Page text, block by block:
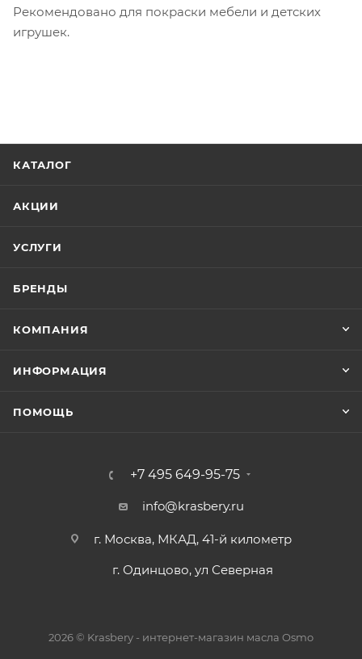
Рекомендовано для покраски мебели и детских
игрушек.
КАТАЛОГ
АКЦИИ
УСЛУГИ
БРЕНДЫ
КОМПАНИЯ
ИНФОРМАЦИЯ
ПОМОЩЬ
+7 495 649-95-75
info@krasbery.ru
г. Москва, МКАД, 41-й километр
г. Одинцово, ул Северная
2026 © Krasbery - интернет-магазин масла Osmo